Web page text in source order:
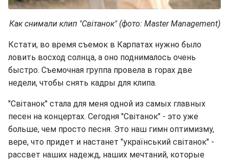
Как снимали клип "Світанок" (фото: Master Management)
Кстати, во время съемок в Карпатах нужно было
ловить восход солнца, а оно поднималось очень
быстро. Съемочная группа провела в горах две
недели, чтобы снять кадры для клипа.
"Світанок" стала для меня одной из самых главных
песен на концертах. Сегодня "Світанок" - это уже
больше, чем просто песня. Это наш гимн оптимизму,
вере, что придет и настанет "український світанок" -
рассвет наших надежд, наших мечтаний, которые